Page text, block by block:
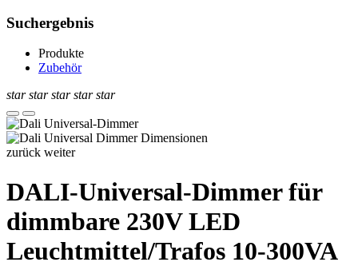
Suchergebnis
Produkte
Zubehör
star star star star star
zurück weiter
DALI-Universal-Dimmer für
dimmbare 230V LED
Leuchtmittel/Trafos 10-300VA